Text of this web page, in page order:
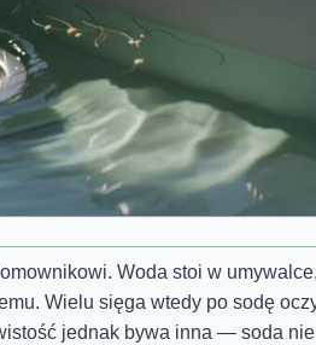
Woda stoi w
Wielu sięga wtedy po sodę
jednak bywa inna — soda